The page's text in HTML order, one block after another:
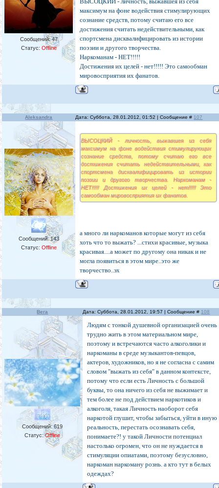
Сообщений:47
Статус: Offline
максимум на фоне водействия стимулирующих
сознание средств, потому считаю его все
достижения считать недействительными, как
спортсмена дисквалифицировать из истории
поэзии и другого творчества.
Наркоманам - НЕТ!!!!!
Достижения их целей - нет!!!!! Это самообман
мировосприятия их фанатов.
Aleksandra Дата: Суббота, 28.01.2012, 01:52 | Сообщение # 107
Сообщений:143
Статус: Offline
ВЫСОЦКИЙ - личность, выжавшея из себя
максимум на фоне водействия стимулирующих
сознание средств, потому считаю его все
достижения считать недействительными, как
спортсмена дисквалифицировать из истории
поэзии и другого творчества. Наркоманам -
НЕТ!!!!! Достижения их целей - нет!!!!! Это
самообман мировосприятия их фанатов.
а много ли наркоманов которые могут из себя
хоть что то выжать? ...стихи красивые, музыка
красивая....а может по другому она никак и не
могла появиться в этом мире..это же
творчество..эх
Вега Дата: Суббота, 28.01.2012, 19:57 | Сообщение # 108
Сообщений:619
Статус:Offline
Людям с тонкой душевной организацией очень
трудно жить в этом материальном мире,
поэтому и встречаются часто алкоголики и
наркоманы в среде музыкантов-певцов,
актеров, художников, но я не согласна с самим
словом "выжать из себя" в данном контексте,
потому что если есть Личность с большой
буквы, то она ничего из себя не выжимает и
тем более не под действием наркотиков и
алкоголя, такая Личность наоборот себя
наркотой глушит, чтобы забыться, уйти в иную
реальность, перестать осознавать себя,
понимаете?! у такой Личности потенциал
настолько огромен, что он не нуждается в
стимуляции опиатами, поэтому безусловно,
наркоман наркоману рознь. а кто тут в белых
одеждах?